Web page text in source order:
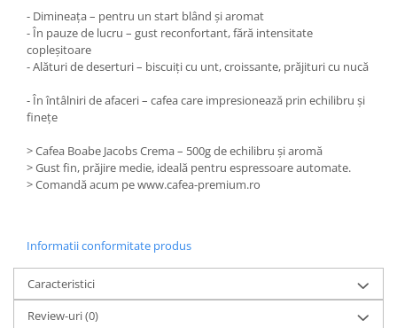
- Dimineața – pentru un start blând și aromat
- În pauze de lucru – gust reconfortant, fără intensitate
copleșitoare
- Alături de deserturi – biscuiți cu unt, croissante, prăjituri cu nucă
- În întâlniri de afaceri – cafea care impresionează prin echilibru și
finețe
> Cafea Boabe Jacobs Crema – 500g de echilibru și aromă
> Gust fin, prăjire medie, ideală pentru espressoare automate.
> Comandă acum pe www.cafea-premium.ro
Informatii conformitate produs
Caracteristici
Review-uri(0)